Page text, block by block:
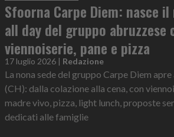
Sfoorna Carpe Diem: nasce
all day del gruppo abruzzese
viennoiserie, pane e pizza
17 luglio 2026 | Redazione
La nona sede del gruppo Carpe Diem
(CH): dalla colazione alla cena, con
madre vivo, pizza, light lunch, proposte
dedicati alle famiglie